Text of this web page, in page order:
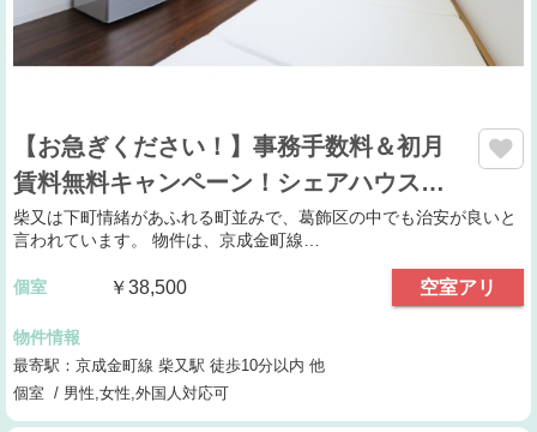
【お急ぎください！】事務手数料＆初月
賃料無料キャンペーン！シェアハウス…
柴又は下町情緒があふれる町並みで、葛飾区の中でも治安が良いと
言われています。 物件は、京成金町線…
個室 ￥38,500 空室アリ
物件情報
最寄駅：京成金町線 柴又駅 徒歩10分以内 他
個室 / 男性,女性,外国人対応可